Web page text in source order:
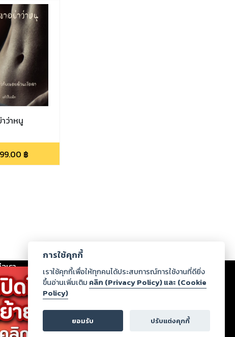
ว่าหนู
99.00 ฿
เรา ร่วมงานกับเรา ดาวน์โหลด
ฏว่าละเมิดสิทธิในทรัพย์สินทางปัญญาของบุคคลอื่นหรือ
อกฎหมายและศีลธรรม กรุณาแจ้งมายังบริษัท เพื่อทีม
การใช้คุกกี้
เราใช้คุกกี้เพื่อให้ทุกคนได้ประสบการณ์การใช้งานที่ดียิ่ง
ขึ้นอ่านเพิ่มเติม คลิก (Privacy Policy) และ (Cookie
Policy)
ยอมรับ ปรับแต่งคุกกี้